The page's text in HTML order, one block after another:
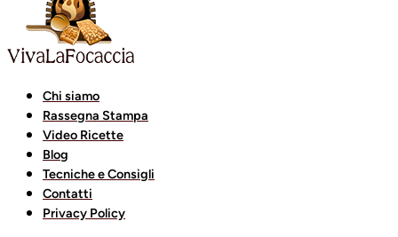
Chi siamo
Rassegna Stampa
Video Ricette
Blog
Tecniche e Consigli
Contatti
Privacy Policy